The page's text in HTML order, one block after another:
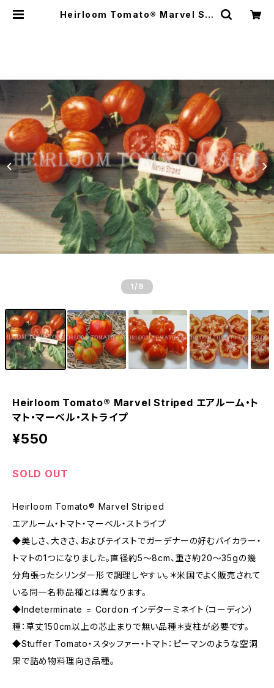
Heirloom Tomato® Marvel Str
1 /9
Heirloom Tomato® Marvel Striped エアルーム・ト
マト・マーベル・ストライプ
¥550
SOLD OUT
Heirloom Tomato® Marvel Striped
エアルーム・トマト・マーベル・ストライプ
◆美しさ、大きさ、およびテイストでガーデナーの好むバイカラー・
トマトの1つになりました。直径約5〜8cm、重さ約20〜35gの幾
分角張ったシリンダー形で調理しやすい。＊米国でよく販売されて
いる同一名称品種とは異なります。
◆Indeterminate = Cordon インデターミネイト（コーディン）
種：草丈150cm以上の芯止まりで無い品種＊支柱が必要です。
◆Stuffer Tomato・スタッファー・トマト：ピーマンのような空洞
果で詰め物料理向き品種。